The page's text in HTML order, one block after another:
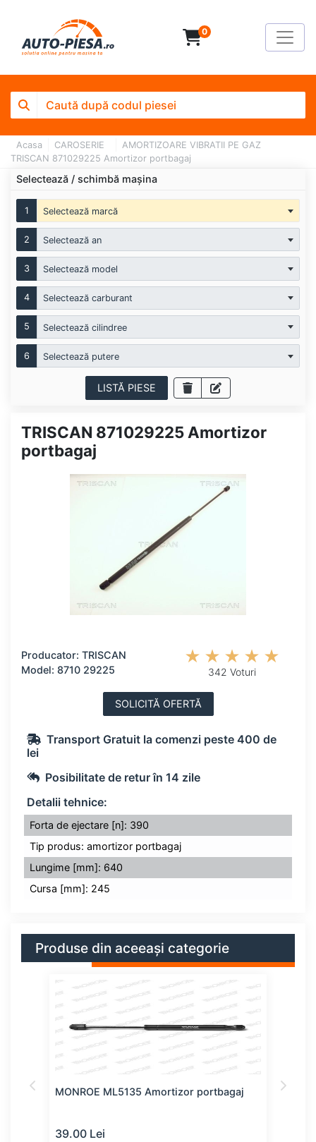
0
Acasa CAROSERIE
AMORTIZOARE VIBRATII PE GAZ
TRISCAN 871029225 Amortizor portbagaj
Selectează / schimbă mașina
1 Selectează marcă
2 Selectează an
3 Selectează model
4 Selectează carburant
5 Selectează cilindree
6 Selectează putere
LISTĂ PIESE
TRISCAN 871029225 Amortizor
portbagaj
Producator: TRISCAN
Model: 8710 29225
342 Voturi
SOLICITĂ OFERTĂ
Transport Gratuit la comenzi peste 400 de
lei
Posibilitate de retur în 14 zile
Detalii tehnice:
Forta de ejectare [n]: 390
Tip produs: amortizor portbagaj
Lungime [mm]: 640
Cursa [mm]: 245
Produse din aceeași categorie
MONROE ML5135 Amortizor portbagaj
39.00 Lei